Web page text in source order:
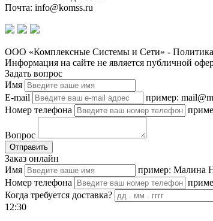
Почта: info@komss.ru
ООО «Комплексные Системы и Сети» -
Информация на сайте не является публичной
Задать вопрос
Имя
E-mail
пример:
Номер телефона
Вопрос
Отправить
Заказ онлайн
Имя
пример: Малина
Номер телефона
Когда требуется доставка?
12:30